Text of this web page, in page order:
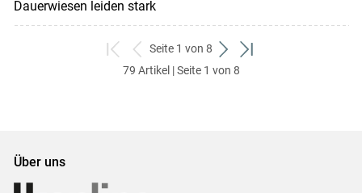
Dauerwiesen leiden stark
zum
ersten
zurück
zum
Seite 1 von 8
weiter
zum
zum
79 Artikel | Seite 1 von 8
Über uns